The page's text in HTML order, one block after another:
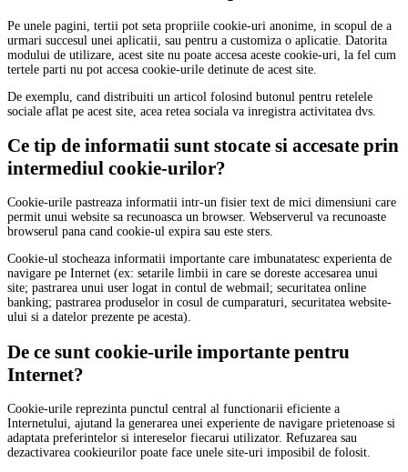
Pe unele pagini, tertii pot seta propriile cookie-uri anonime, in scopul de a
urmari succesul unei aplicatii, sau pentru a customiza o aplicatie. Datorita
modului de utilizare, acest site nu poate accesa aceste cookie-uri, la fel cum
tertele parti nu pot accesa cookie-urile detinute de acest site.
De exemplu, cand distribuiti un articol folosind butonul pentru retelele
sociale aflat pe acest site, acea retea sociala va inregistra activitatea dvs.
Ce tip de informatii sunt stocate si accesate prin
intermediul cookie-urilor?
Cookie-urile pastreaza informatii intr-un fisier text de mici dimensiuni care
permit unui website sa recunoasca un browser. Webserverul va recunoaste
browserul pana cand cookie-ul expira sau este sters.
Cookie-ul stocheaza informatii importante care imbunatatesc experienta de
navigare pe Internet (ex: setarile limbii in care se doreste accesarea unui
site; pastrarea unui user logat in contul de webmail; securitatea online
banking; pastrarea produselor in cosul de cumparaturi, securitatea website-
ului si a datelor prezente pe acesta).
De ce sunt cookie-urile importante pentru
Internet?
Cookie-urile reprezinta punctul central al functionarii eficiente a
Internetului, ajutand la generarea unei experiente de navigare prietenoase si
adaptata preferintelor si intereselor fiecarui utilizator. Refuzarea sau
dezactivarea cookieurilor poate face unele site-uri imposibil de folosit.